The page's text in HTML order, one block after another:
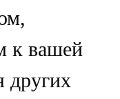
к вашей
других